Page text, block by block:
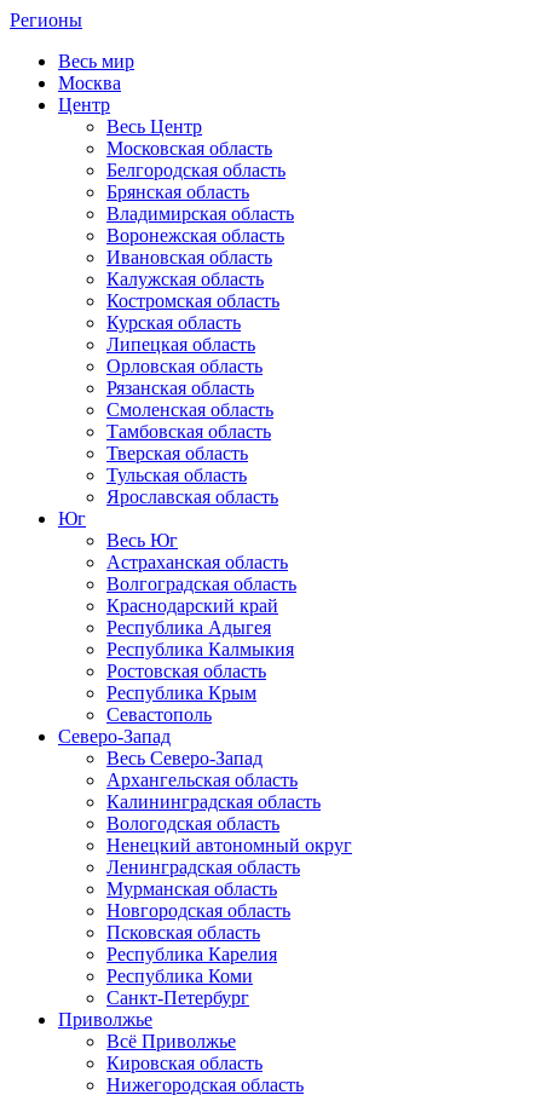
Регионы
Весь мир
Москва
Центр
Весь Центр
Московская область
Белгородская область
Брянская область
Владимирская область
Воронежская область
Ивановская область
Калужская область
Костромская область
Курская область
Липецкая область
Орловская область
Рязанская область
Смоленская область
Тамбовская область
Тверская область
Тульская область
Ярославская область
Юг
Весь Юг
Астраханская область
Волгоградская область
Краснодарский край
Республика Адыгея
Республика Калмыкия
Ростовская область
Республика Крым
Севастополь
Северо-Запад
Весь Северо-Запад
Архангельская область
Калининградская область
Вологодская область
Ненецкий автономный округ
Ленинградская область
Мурманская область
Новгородская область
Псковская область
Республика Карелия
Республика Коми
Санкт-Петербург
Приволжье
Всё Приволжье
Кировская область
Нижегородская область